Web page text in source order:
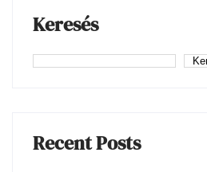
Keresés
Recent Posts